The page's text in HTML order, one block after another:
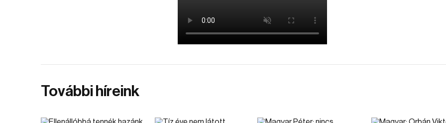
További híreink